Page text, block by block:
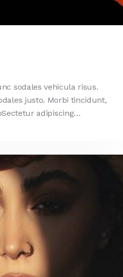
sodales vehicula risus.
justo. Morbi tincidunt,
adipiscing…